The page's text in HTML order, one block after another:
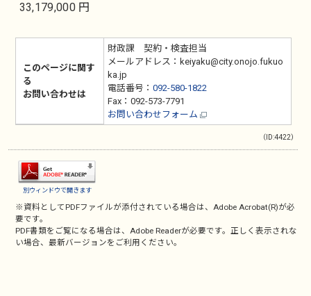
33,179,000 円
このページに関す
る
お問い合わせは
財政課 契約・検査担当
メールアドレス：keiyaku@city.onojo.fukuo
ka.jp
電話番号： 092-580-1822
Fax：092-573-7791
お問い合わせフォーム
（ID:4422）
別ウィンドウで開きます
※資料としてPDFファイルが添付されている場合は、Adobe Acrobat(R)が必
要です。
PDF書類をご覧になる場合は、Adobe Readerが必要です。正しく表示されな
い場合、最新バージョンをご利用ください。